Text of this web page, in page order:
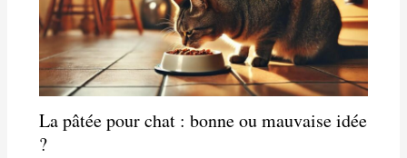
La pâtée pour chat : bonne ou mauvaise idée
?